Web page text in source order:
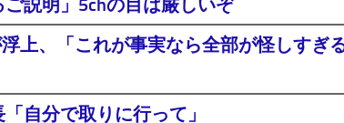
上、「これが事実なら全部が怪しすぎ
自分で取りに行って」